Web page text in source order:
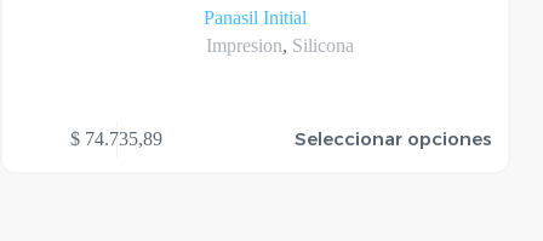
Panasil Initial
Impresion, Silicona
$ 74.735,89 Seleccionar opciones